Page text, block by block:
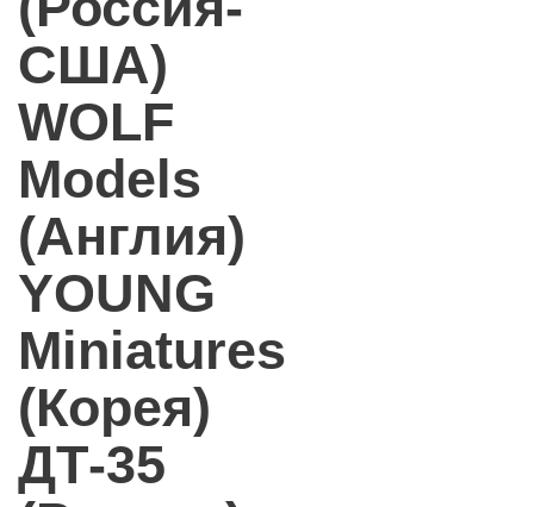
США)
WOLF
Models
(Англия)
YOUNG
Miniatures
(Корея)
ДТ-35